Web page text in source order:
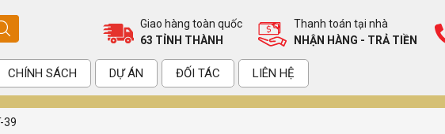
Giao hàng toàn quốc
63 TỈNH THÀNH
Thanh toán tại nhà
NHẬN HÀNG - TRẢ TIỀN
CHÍNH SÁCH DỰ ÁN ĐỐI TÁC LIÊN HỆ
39